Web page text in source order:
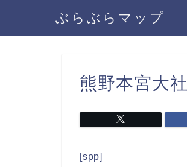
ぶらぶらマップ
熊野本宮大社
[spp]